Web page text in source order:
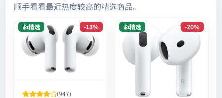
顺手看看最近热度较高的精选商品。
-13%
👍精选
(947)
-20%
👍精选